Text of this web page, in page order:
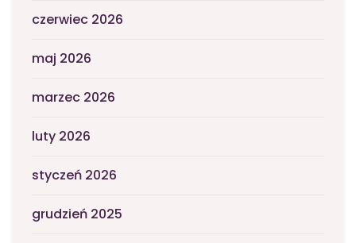
czerwiec 2026
maj 2026
marzec 2026
luty 2026
styczeń 2026
grudzień 2025